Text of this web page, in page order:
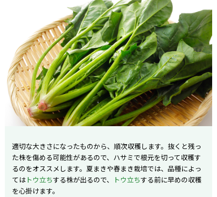
適切な大きさになったものから、順次収穫します。抜くと残っ
た株を傷める可能性があるので、ハサミで根元を切って収穫す
るのをオススメします。夏まきや春まき栽培では、品種によっ
ては トウ立ちする株が出るので、 トウ立ちする前に早めの収穫
を心掛けます。